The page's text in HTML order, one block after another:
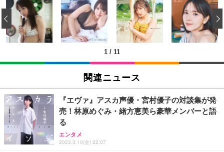
い 跳ね上げ式アームレスト コンパクト 約105度ロッ
キング pc 事務椅子 360度回転 座面昇降 強化ナイロ
ン樹脂ベース 通気性メッシュ 在宅ワーク H-WY01
(黒網+黒枠+黒足)
￥5,699
SIHOO B100 オフィスチェア／デスクチェア メッシ
ュチェア 人間工学 疲れない ブラック
￥27,999
Sezlife オフィスチェア デスクチェア 疲れない テレ
ワーク チェア 強化バックレスト 30度ロッキング機
能 人間工学 椅子 腰サポート 90度跳ね上げ式アーム
レスト 3Dヘッドレスト ハンガー付き 高反発クッシ
EV3240X-WT | 31.5型4K UHD・USB Type-C・ホワ
イト
￥105,595
EIZO ビジネス向けプレミアムモニター | FlexScan
￥109,572
【純正品】27"ゲーミングモニター DualSense 充電
フック付き（CFI-ZDM1J）
￥49,979
Amazonベーシック ペットシーツ 薄型 レギュラー 1
回使い捨て 無香料 ホワイト 300枚
￥3,373
Amazonベーシック ペットシーツ 厚型 ワイド 42枚
x2袋(84枚) ホワイト(吸収面:ライトブルー)
￥3,234
ネオ・ルーライフ ネオ・オムツ L 中型犬用 26枚入
り 単品
￥1,800
1 / 11
‹
関連ニュース
『エヴァ』アスカ声優・宮村優子の対談集が発
売！林原めぐみ・緒方恵美ら豪華メンバーと語
る
エンタメ
2023.3.10(金) 22:07